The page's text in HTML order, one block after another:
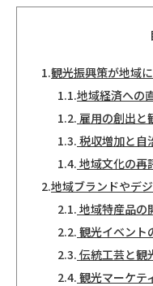
1.観光振興策が地域
1.1.地域経済への
1.2. 雇用の創出と
1.3. 税収増加と自
1.4. 地域文化の再
2.地域ブランドやデ
2.1. 地域特産品の
2.2. 観光イベント
2.3. 伝統工芸と観
2.4. 観光マーケテ